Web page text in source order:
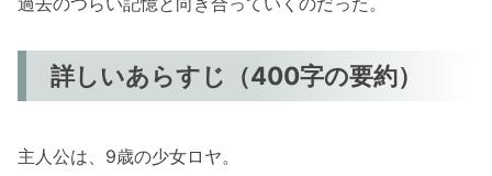
詳しいあらすじ（400字の要約）
主人公は、9歳の少女ロヤ。